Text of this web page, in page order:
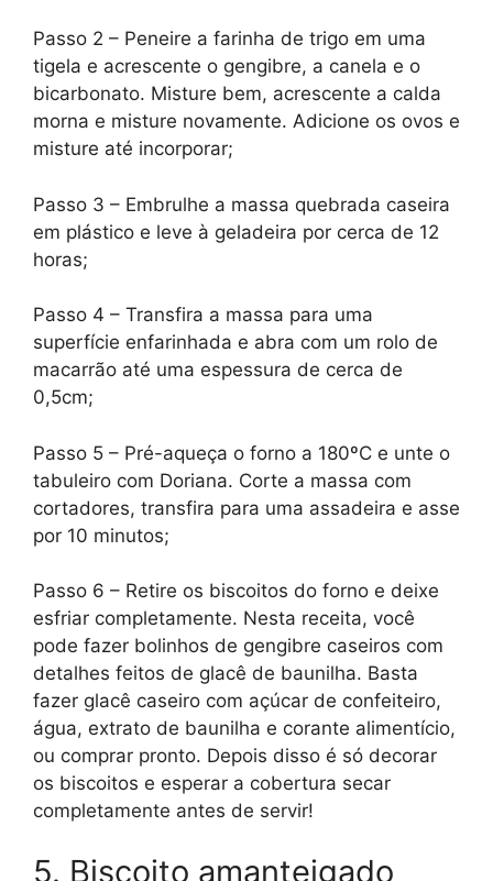
Passo 2 – Peneire a farinha de trigo em uma
tigela e acrescente o gengibre, a canela e o
bicarbonato. Misture bem, acrescente a calda
morna e misture novamente. Adicione os ovos e
misture até incorporar;
Passo 3 – Embrulhe a massa quebrada caseira
em plástico e leve à geladeira por cerca de 12
horas;
Passo 4 – Transfira a massa para uma
superfície enfarinhada e abra com um rolo de
macarrão até uma espessura de cerca de
0,5cm;
Passo 5 – Pré-aqueça o forno a 180ºC e unte o
tabuleiro com Doriana. Corte a massa com
cortadores, transfira para uma assadeira e asse
por 10 minutos;
Passo 6 – Retire os biscoitos do forno e deixe
esfriar completamente. Nesta receita, você
pode fazer bolinhos de gengibre caseiros com
detalhes feitos de glacê de baunilha. Basta
fazer glacê caseiro com açúcar de confeiteiro,
água, extrato de baunilha e corante alimentício,
ou comprar pronto. Depois disso é só decorar
os biscoitos e esperar a cobertura secar
completamente antes de servir!
5. Biscoito amanteigado